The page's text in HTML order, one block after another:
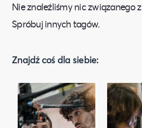
Nie znaleźliśmy nic związanego z
Spróbuj innych tagów.
Znajdź coś dla siebie: